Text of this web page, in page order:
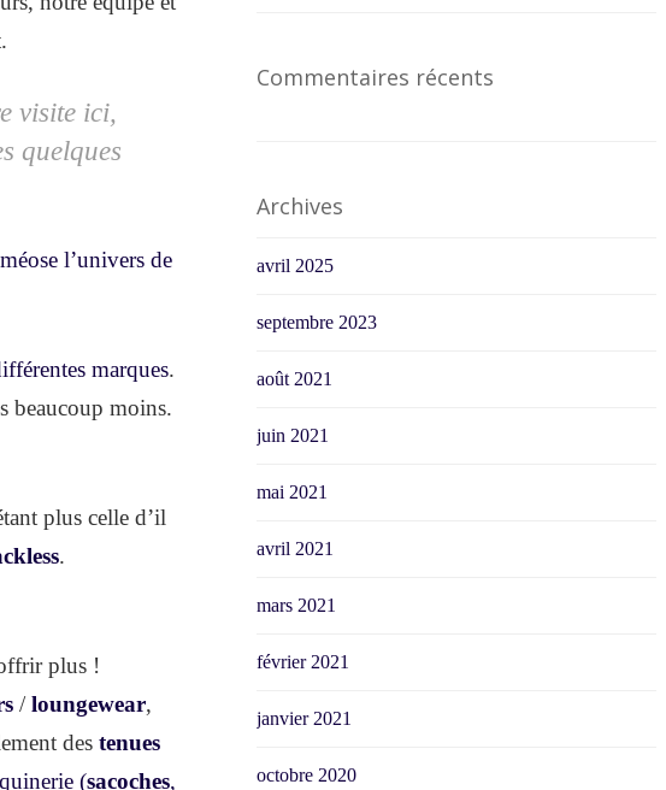
visite ici,
quelques
l’univers de
marques.
beaucoup moins.
plus celle d’il
.
plus !
/loungewear,
des tenues
(sacoches,
Commentaires récents
Archives
avril 2025
septembre 2023
août 2021
juin 2021
mai 2021
avril 2021
mars 2021
février 2021
janvier 2021
octobre 2020